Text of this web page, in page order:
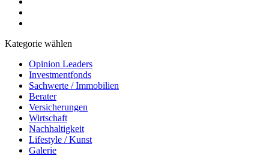
Kategorie wählen
Opinion Leaders
Investmentfonds
Sachwerte / Immobilien
Berater
Versicherungen
Wirtschaft
Nachhaltigkeit
Lifestyle / Kunst
Galerie